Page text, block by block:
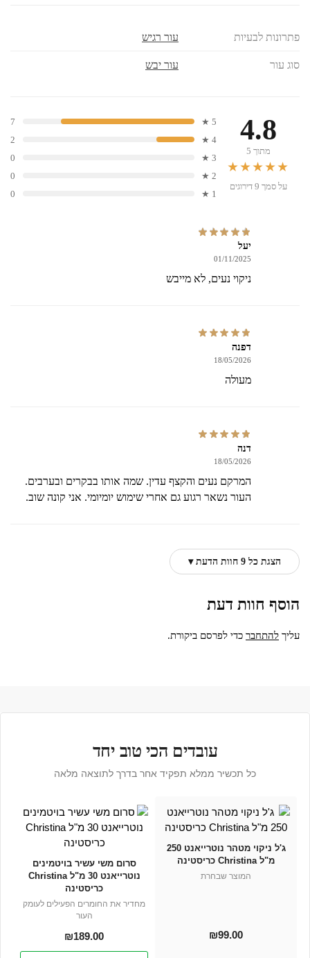
פתרונות לבעיות עור רגיש
סוג עור עור יבש
4.8
מתוך 5
★★★★★
על סמך 9 דירוגים
5 ★
7
4 ★
2
3 ★
0
2 ★
0
1 ★
0
יעל
01/11/2025
ניקוי נעים, לא מייבש
דפנה
18/05/2026
מעולה
דנה
18/05/2026
המרקם נעים והקצף עדין. שמה אותו בבקרים ובערבים.
העור נשאר רגוע גם אחרי שימוש יומיומי. אני קונה שוב.
הצגת כל 9 חוות הדעת ▾
הוסף חוות דעת
עליך להתחבר כדי לפרסם ביקורת.
עובדים הכי טוב יחד
כל תכשיר ממלא תפקיד אחר בדרך לתוצאה מלאה
ג'ל ניקוי מטהר נוטרייאנט 250
מ"ל Christina כריסטינה
המוצר שבחרת
₪99.00
סרום משי עשיר בויטמינים
נוטרייאנט 30 מ"ל Christina
כריסטינה
מחדיר את החומרים הפעילים לעומק
העור
₪189.00